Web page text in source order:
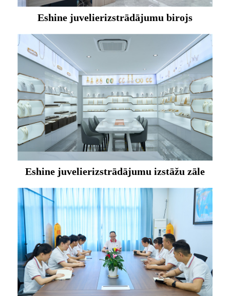
Eshine juvelierizstrādājumu birojs
Eshine juvelierizstrādājumu izstāžu zāle